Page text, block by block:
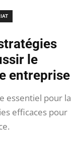
le
entreprise
essentiel pour la
efficaces pour